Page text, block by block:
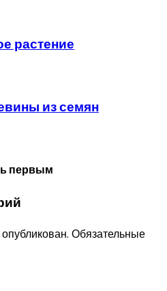
растение
из семян
первым
Обязательные